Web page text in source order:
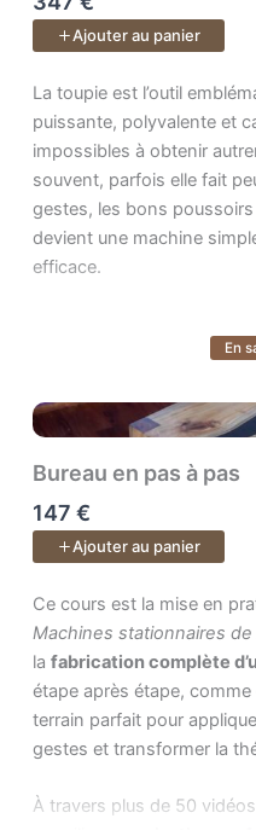
Un cours de40 vidéos.
Ajouter au panier
La toupie est l’outil
La toupie est l’outil
puissante, polyvalente et
impossibles à obtenir
souvent, parfois elle fait
gestes, les bons
devient une machine
efficace.
Dans ce cours de A à Z,
accessoires de sécurité,
organisation de l’atelier
comment :
utiliser guides,
régler et
profiler droit ou
produire tenons,
rainures,
complexes.
Objectif : transformer une
En
Bureau en pas à pas
147 €
Ajouter au panier
Ce cours est la mise en
Ce cours est la mise en
Machines stationnaires de
lafabrication complète
étape après étape, comme
terrain parfait pour
gestes et transformer la
À travers plus de 50